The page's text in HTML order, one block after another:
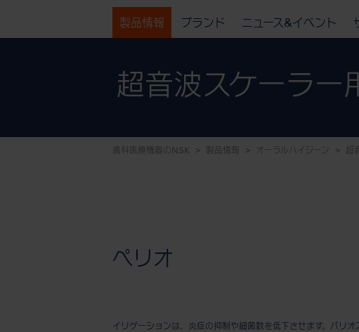
製品情報 ブランド ニュース&イベント
超音波スケーラー
歯科医療機器のNSK 製品情報 オーラルハイジーン 超
ペリオ
イリゲーションは、炎症の抑制や細菌数を低下させます。バリ